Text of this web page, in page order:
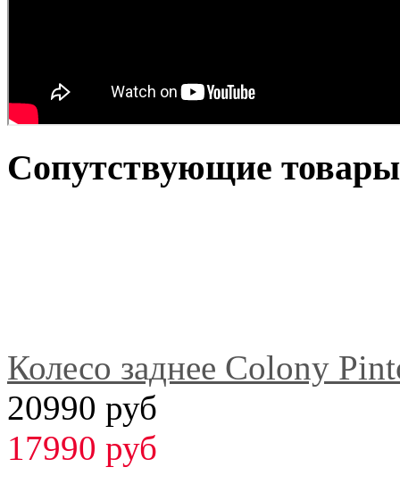
Сопутствующие товары
Колесо заднее Colony
20990 руб
17990 руб